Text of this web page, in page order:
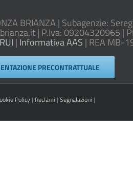
BRIANZA | Subagenzie:
| P.Iva: 09204320965 |
| Informativa AAS | REA MB-
PRECONTRATTUALE
Policy | Reclami | Segnalazioni |